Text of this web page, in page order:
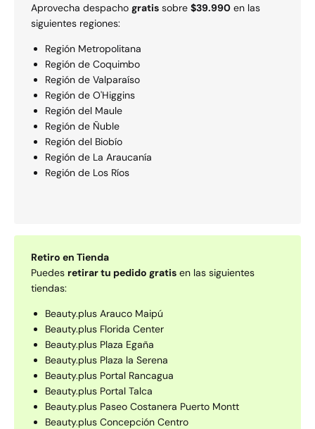
Aprovecha despacho gratis sobre $39.990 en las
siguientes regiones:
Región Metropolitana
Región de Coquimbo
Región de Valparaí­so
Región de O'Higgins
Región del Maule
Región de Ñuble
Región del Biobío
Región de La Araucaní­a
Región de Los Rí­os
Retiro en Tienda
Puedes retirar tu pedido gratis en las siguientes
tiendas:
Beauty.plus Arauco Maipú
Beauty.plus Florida Center
Beauty.plus Plaza Egaña
Beauty.plus Plaza la Serena
Beauty.plus Portal Rancagua
Beauty.plus Portal Talca
Beauty.plus Paseo Costanera Puerto Montt
Beauty.plus Concepción Centro